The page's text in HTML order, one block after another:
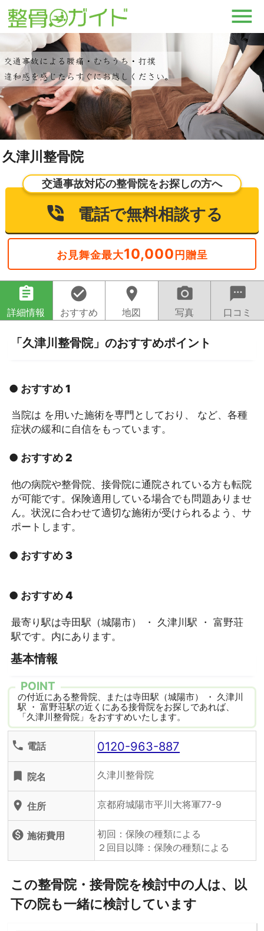
久津川整骨院
交通事故対応の整骨院をお探しの方へ
電話で無料相談する
お見舞金最大10,000 円贈呈
assignment
詳細情報
check_circle
おすすめ
location_on
地図
camera_alt
写真
sms
口コミ
「久津川整骨院」のおすすめポイント
● おすすめ 1
当院は を用いた施術を専門としており、 など、各種
症状の緩和に自信をもっています。
● おすすめ 2
他の病院や整骨院、接骨院に通院されている方も転院
が可能です。保険適用している場合でも問題ありませ
ん。状況に合わせて適切な施術が受けられるよう、サ
ポートします。
● おすすめ 3
● おすすめ 4
最寄り駅は寺田駅（城陽市） ・ 久津川駅 ・ 富野荘
駅です。内にあります。
基本情報
POINT
の付近にある整骨院、または寺田駅（城陽市） ・ 久津川
駅 ・ 富野荘駅の近くにある接骨院をお探しであれば、
「久津川整骨院」をおすすめいたします。
phone 電話 0120-963-887
turned_in 院名 久津川整骨院
location_on 住所 京都府城陽市平川大将軍77-9
monetization_on 施術費用
初回：保険の種類による
２回目以降：保険の種類による
この整骨院・接骨院を検討中の人は、以
下の院も一緒に検討しています